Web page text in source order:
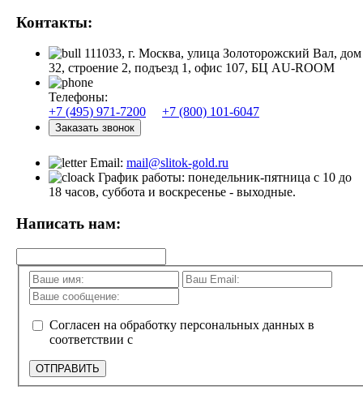
Контакты:
111033, г. Москва, улица Золоторожский Вал, дом
32, строение 2, подъезд 1, офис 107, БЦ AU-ROOM
Телефоны:
+7 (495) 971-7200
+7 (800) 101-6047
Заказать звонок
Email: mail@slitok-gold.ru
График работы: понедельник-пятница с 10 до
18 часов, суббота и воскресенье - выходные.
Написать нам:
Согласен на обработку персональных данных в
соответствии с
ОТПРАВИТЬ